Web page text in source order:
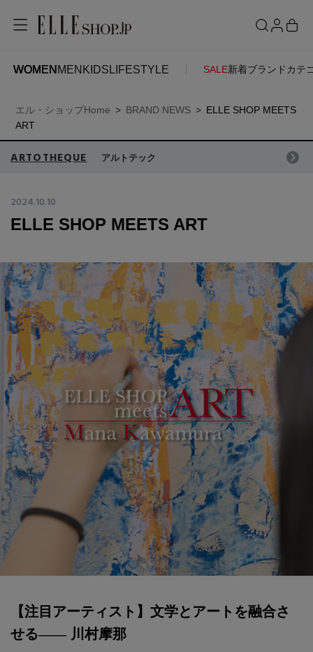
WOMEN MEN KIDS LIFESTYLE SALE新着ブランド カテ
WOMENMENKIDSLIFESTYLE
ITEMS
再入荷アイテム
ランキング
ブランド
最旬！トレンドワード
【予約】新作ウェアをチェック
【Tシャツ】デイリーに活躍
【日傘】完全遮光・軽量傘
【サンダル】ビーサンの季節！
【CFCL】注目のPOP-UP
アイテム一覧
SALE
CATEGORY
すべてのウェア
シューズ
すべてのシューズ
バッグ・財布
ACCOUNT
お気に入りアイテム
ご注文履歴
ポイント・クーポン
会員情報
アカウント連携
マイページ
SUPPORT
ご利用ガイド
エル・ショップについて
エル・ショップHome BRAND NEWS
ELLE SHOP MEETS
ART
ARTOTHEQUE アルトテック
2024.10.10
ELLE SHOP MEETS ART
【注目アーティスト】文学とアートを融合さ
せる―― 川村摩那